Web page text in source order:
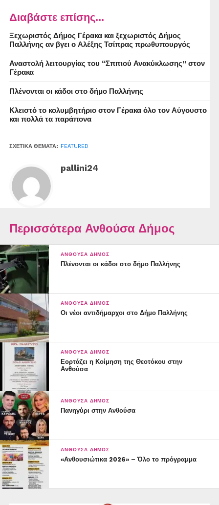
Διαβάστε επίσης...
Ξεχωριστός Δήμος Γέρακα και ξεχωριστός Δήμος
Παλλήνης αν βγει ο Αλέξης Τσίπρας πρωθυπουργός
Αναστολή λειτουργίας του “Σπιτιού Ανακύκλωσης” στον
Γέρακα
Πλένονται οι κάδοι στο δήμο Παλλήνης
Κλειστό το κολυμβητήριο στον Γέρακα όλο τον Αύγουστο
και πολλά τα παράπονα
ΣΧΕΤΙΚΆ ΘΈΜΑΤΑ: FEATURED
pallini24
Περισσότερα Ανθούσα Δήμος
ΑΝΘΟΎΣΑ ΔΉΜΟΣ
Πλένονται οι κάδοι στο δήμο Παλλήνης
ΑΝΘΟΎΣΑ ΔΉΜΟΣ
Οι νέοι αντιδήμαρχοι στο Δήμο Παλλήνης
ΑΝΘΟΎΣΑ ΔΉΜΟΣ
Εορτάζει η Κοίμηση της Θεοτόκου στην
Ανθούσα
ΑΝΘΟΎΣΑ ΔΉΜΟΣ
Πανηγύρι στην Ανθούσα
ΑΝΘΟΎΣΑ ΔΉΜΟΣ
«Ανθουσιώτικα 2026» – Όλο το πρόγραμμα